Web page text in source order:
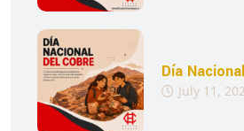
Día
July 11,